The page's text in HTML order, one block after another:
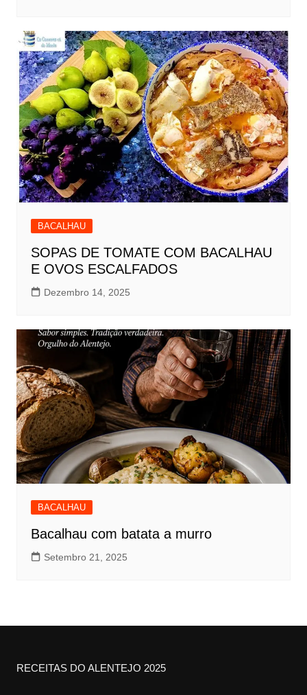
BACALHAU
SOPAS DE TOMATE COM BACALHAU
E OVOS ESCALFADOS
Dezembro 14, 2025
BACALHAU
Bacalhau com batata a murro
Setembro 21, 2025
RECEITAS DO ALENTEJO 2025